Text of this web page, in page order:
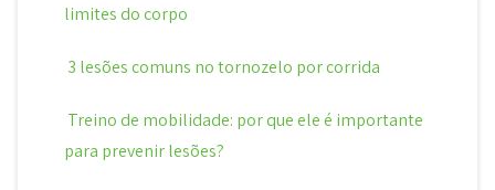
limites do corpo
3 lesões comuns no tornozelo por corrida
Treino de mobilidade: por que ele é importante
para prevenir lesões?